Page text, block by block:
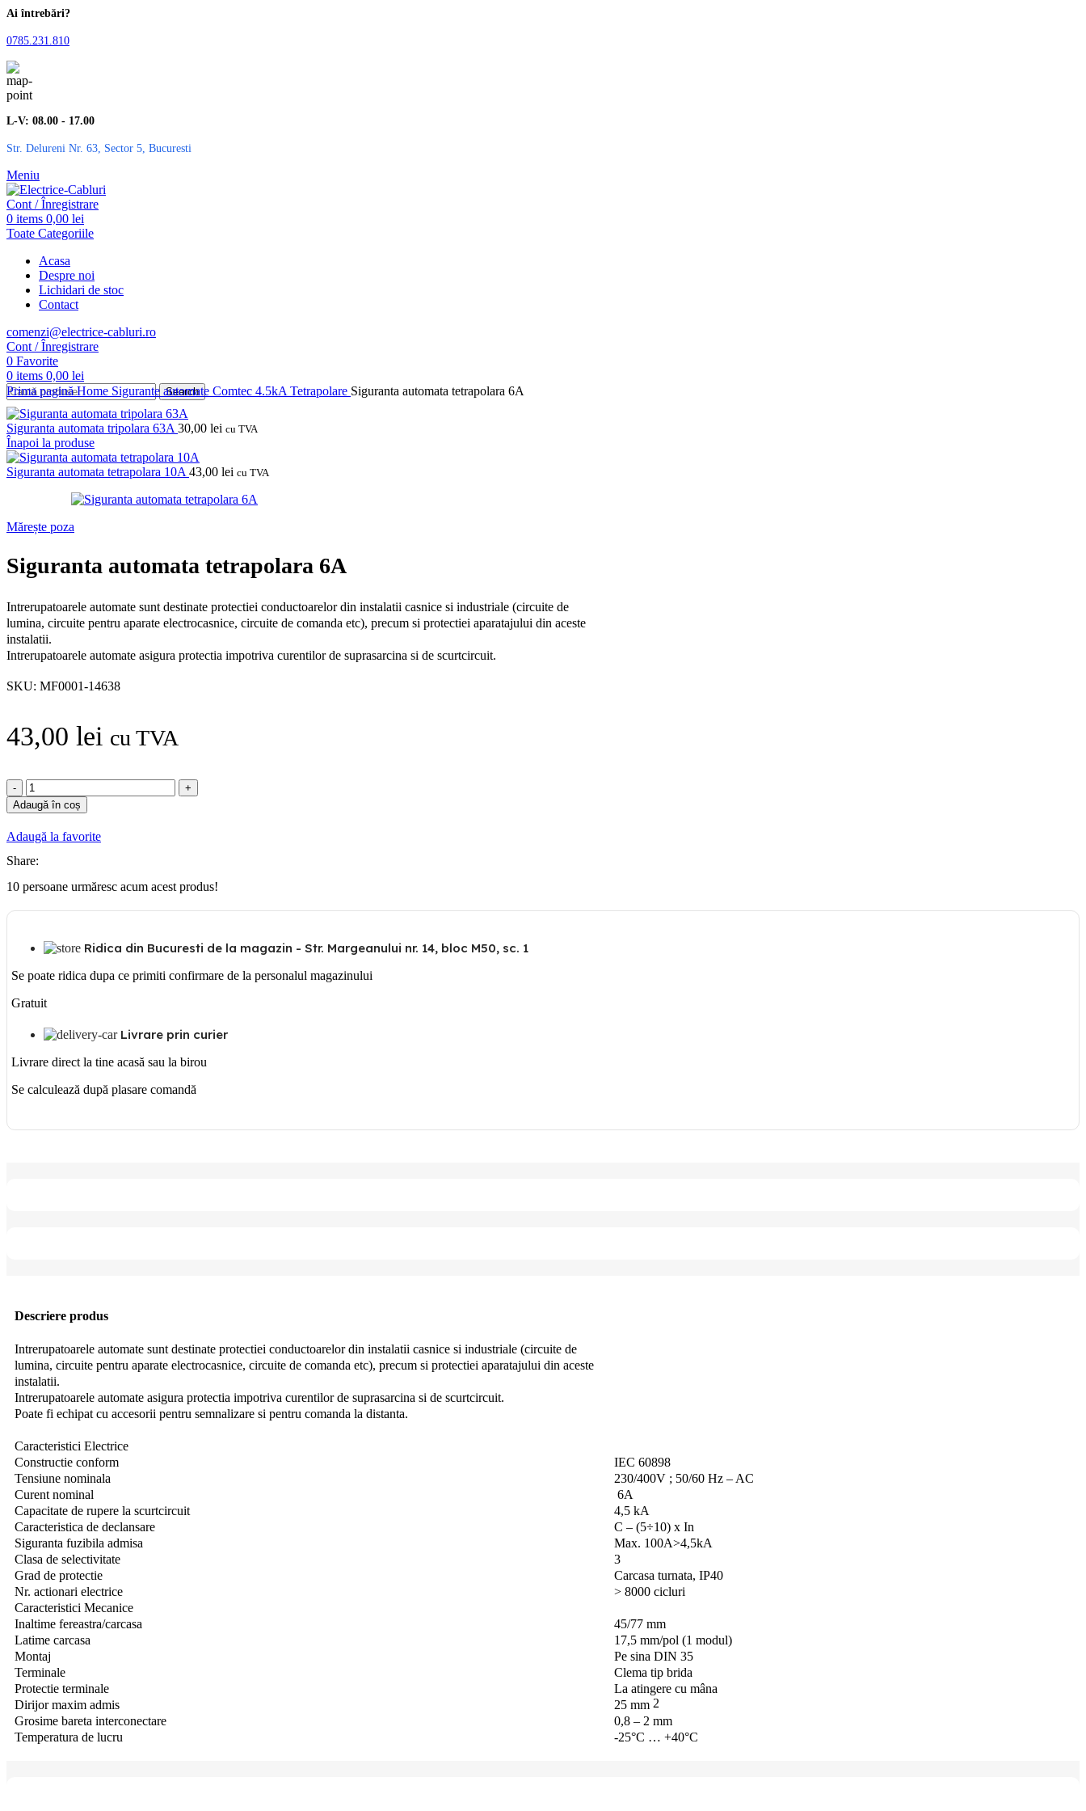
Ai întrebări?
0785.231.810
L-V: 08.00 - 17.00
Str. Delureni Nr. 63, Sector 5, Bucuresti
Meniu
Cont / Înregistrare
0 items 0,00 lei
Toate Categoriile
Acasa
Despre noi
Lichidari de stoc
Contact
comenzi@electrice-cabluri.ro
Cont / Înregistrare
0 Favorite
0 items 0,00 lei
Search
Prima paginăHome Sigurante automate Comtec 4.5kA Tetrapolare Siguranta automata tetrapolara 6A
Siguranta automata tripolara 63A 30,00 lei cu TVA
Înapoi la produse
Siguranta automata tetrapolara 10A 43,00 lei cu TVA
Mărește poza
Siguranta automata tetrapolara 6A
Intrerupatoarele automate sunt destinate protectiei conductoarelor din instalatii casnice si industriale (circuite de
lumina, circuite pentru aparate electrocasnice, circuite de comanda etc), precum si protectiei aparatajului din aceste
instalatii.
Intrerupatoarele automate asigura protectia impotriva curentilor de suprasarcina si de scurtcircuit.
SKU: MF0001-14638
43,00 lei cu TVA
Cantitate
Siguranta
automata
tetrapolara
6A
Adaugă în coș
Adaugă la favorite
Share:
10 persoane urmăresc acum acest produs!
Ridica din Bucuresti de la magazin - Str. Margeanului nr. 14, bloc M50, sc. 1
Se poate ridica dupa ce primiti confirmare de la personalul magazinului
Gratuit
Livrare prin curier
Livrare direct la tine acasă sau la birou
Se calculează după plasare comandă
Descriere produs
Intrerupatoarele automate sunt destinate protectiei conductoarelor din instalatii casnice si industriale (circuite de
lumina, circuite pentru aparate electrocasnice, circuite de comanda etc), precum si protectiei aparatajului din aceste
instalatii.
Intrerupatoarele automate asigura protectia impotriva curentilor de suprasarcina si de scurtcircuit.
Poate fi echipat cu accesorii pentru semnalizare si pentru comanda la distanta.
Caracteristici Electrice
Constructie conform
IEC 60898
Tensiune nominala
230/400V ; 50/60 Hz – AC
Curent nominal
6A
Capacitate de rupere la scurtcircuit
4,5 kA
Caracteristica de declansare
C – (5÷10) x In
Siguranta fuzibila admisa
Max. 100A>4,5kA
Clasa de selectivitate
3
Grad de protectie
Carcasa turnata, IP40
Nr. actionari electrice
> 8000 cicluri
Caracteristici Mecanice
Inaltime fereastra/carcasa
45/77 mm
Latime carcasa
17,5 mm/pol (1 modul)
Montaj
Pe sina DIN 35
Terminale
Clema tip brida
Protectie terminale
La atingere cu mâna
Dirijor maxim admis
25 mm 2
Grosime bareta interconectare
0,8 – 2 mm
Temperatura de lucru
-25°C … +40°C